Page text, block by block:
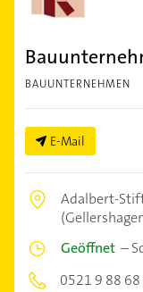
BAUUNTERNEHMEN
E-Mail
Adalbert-
Geöffnet –
0521 9 88